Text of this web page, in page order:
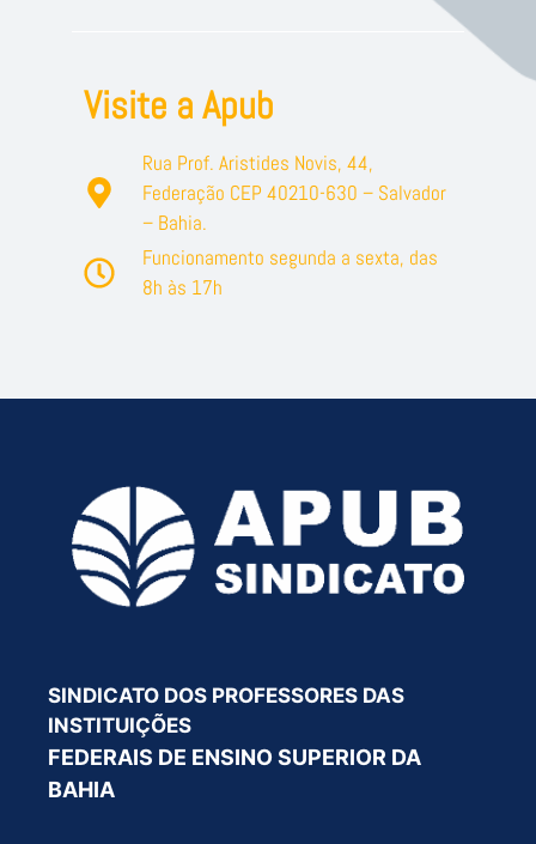
Visite a Apub
Rua Prof. Aristides Novis, 44,
Federação CEP 40210-630 – Salvador
– Bahia.
Funcionamento segunda a sexta, das
8h às 17h
SINDICATO DOS PROFESSORES DAS
INSTITUIÇÕES
FEDERAIS DE ENSINO SUPERIOR DA
BAHIA